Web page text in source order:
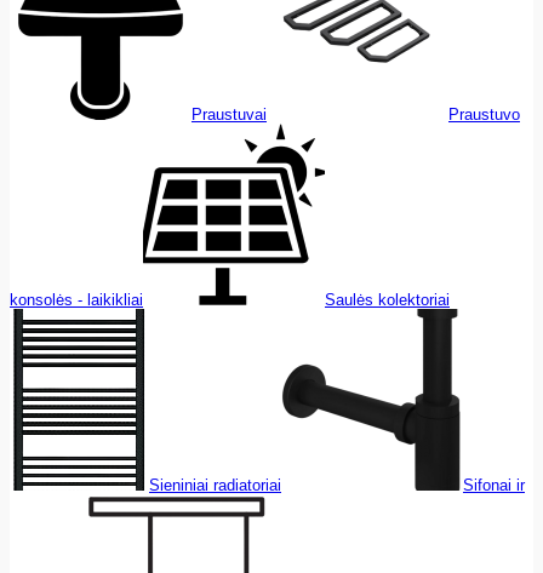
Praustuvai Praustuvo
konsolės - laikikliai Saulės kolektoriai
Sieniniai radiatoriai Sifonai ir